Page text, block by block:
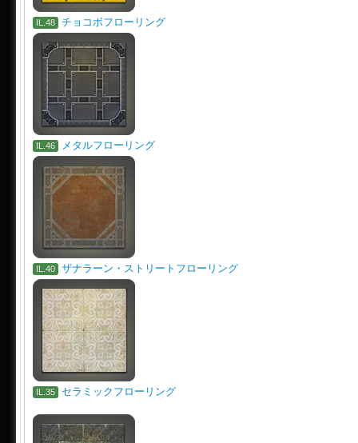
IL.48 チョコボフローリング
IL.46 メタルフローリング
IL.40 ザナラーン・ストリートフローリング
IL.35 セラミックフローリング